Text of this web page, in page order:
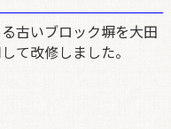
古いブロック塀を大田
て改修しました。